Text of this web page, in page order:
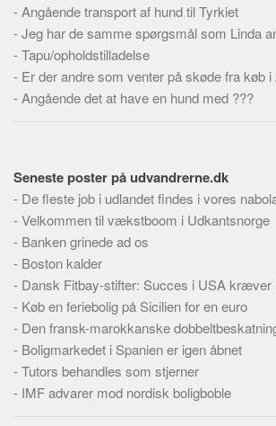
Dokumenttyper
Emner
Skribenter
Personer
Om
Webstedet
Forhistorien
Redigering
Tekstannoncer
Bannere
Hjælp
-Angående transport af hund til Tyrkiet
-Jeg har de samme spørgsmål som Linda
-Tapu/opholdstilladelse
- Er der andre som venter på skøde fra køb i
-Angående det at have en hund med ???
Seneste poster på udvandrerne.dk
- De fleste job i udlandet findes i vores
-Velkommen til vækstboom i Udkantsnorge
- Banken grinede ad os
- Boston kalder
- Dansk Fitbay-stifter: Succes i USA kræver
- Køb en feriebolig på Sicilien for en euro
- Den fransk-marokkanske
- Boligmarkedet i Spanien er igen åbnet
-Tutors behandles som stjerner
- IMF advarer mod nordisk boligboble